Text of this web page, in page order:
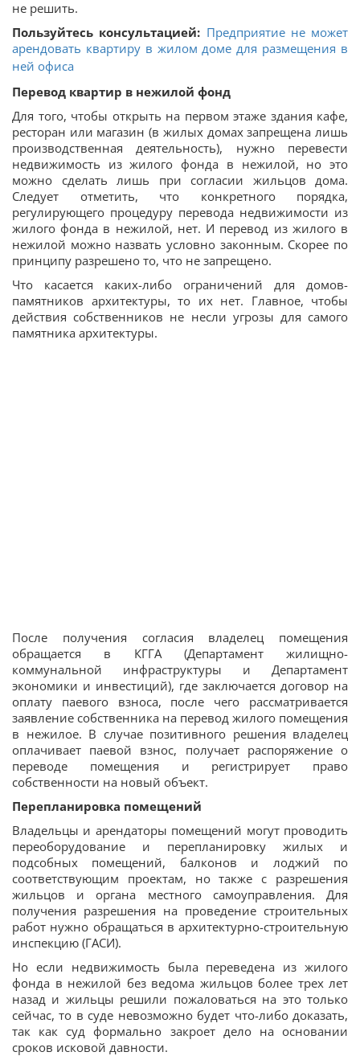
не решить.
Пользуйтесь консультацией: Предприятие не может
арендовать квартиру в жилом доме для размещения в
ней офиса
Перевод квартир в нежилой фонд
Для того, чтобы открыть на первом этаже здания кафе,
ресторан или магазин (в жилых домах запрещена лишь
производственная деятельность), нужно перевести
недвижимость из жилого фонда в нежилой, но это
можно сделать лишь при согласии жильцов дома.
Следует отметить, что конкретного порядка,
регулирующего процедуру перевода недвижимости из
жилого фонда в нежилой, нет. И перевод из жилого в
нежилой можно назвать условно законным. Скорее по
принципу разрешено то, что не запрещено.
Что касается каких-либо ограничений для домов-
памятников архитектуры, то их нет. Главное, чтобы
действия собственников не несли угрозы для самого
памятника архитектуры.
После получения согласия владелец помещения
обращается в КГГА (Департамент жилищно-
коммунальной инфраструктуры и Департамент
экономики и инвестиций), где заключается договор на
оплату паевого взноса, после чего рассматривается
заявление собственника на перевод жилого помещения
в нежилое. В случае позитивного решения владелец
оплачивает паевой взнос, получает распоряжение о
переводе помещения и регистрирует право
собственности на новый объект.
Перепланировка помещений
Владельцы и арендаторы помещений могут проводить
переоборудование и перепланировку жилых и
подсобных помещений, балконов и лоджий по
соответствующим проектам, но также с разрешения
жильцов и органа местного самоуправления. Для
получения разрешения на проведение строительных
работ нужно обращаться в архитектурно-строительную
инспекцию (ГАСИ).
Но если недвижимость была переведена из жилого
фонда в нежилой без ведома жильцов более трех лет
назад и жильцы решили пожаловаться на это только
сейчас, то в суде невозможно будет что-либо доказать,
так как суд формально закроет дело на основании
сроков исковой давности.